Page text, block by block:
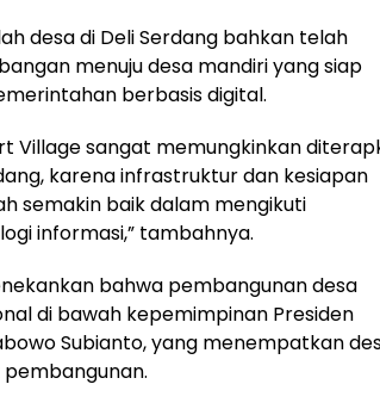
desa di Deli Serdang bahkan telah
menuju desa mandiri yang siap
berbasis digital.
Village sangat memungkinkan
karena infrastruktur dan kesiapan
semakin baik dalam mengikuti
informasi,” tambahnya.
bahwa pembangunan desa
di bawah kepemimpinan Presiden
Subianto, yang menempatkan